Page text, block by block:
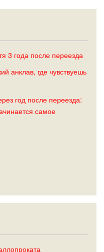
3 года после переезда
анклав, где чувствуешь
год после переезда:
самое